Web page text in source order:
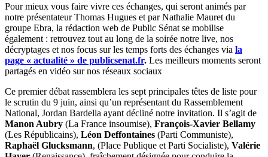
Pour mieux vous faire vivre ces échanges, qui seront animés par
notre présentateur Thomas Hugues et par Nathalie Mauret du
groupe Ebra, la rédaction web de Public Sénat se mobilise
également : retrouvez tout au long de la soirée notre live, nos
décryptages et nos focus sur les temps forts des échanges via la
page « actualité » de publicsenat.fr. Les meilleurs moments seront
partagés en vidéo sur nos réseaux sociaux
Ce premier débat rassemblera les sept principales têtes de liste pour
le scrutin du 9 juin, ainsi qu’un représentant du Rassemblement
National, Jordan Bardella ayant décliné notre invitation. Il s’agit de
Manon Aubry (La France insoumise), François-Xavier Bellamy
(Les Républicains), Léon Deffontaines (Parti Communiste),
Raphaël Glucksmann, (Place Publique et Parti Socialiste), Valérie